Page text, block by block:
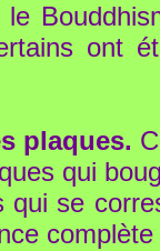
le
ont
plaques.
qui
qui se